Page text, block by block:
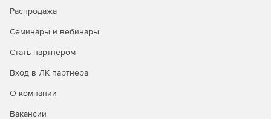
Распродажа
Семинары и вебинары
Стать партнером
Вход в ЛК партнера
О компании
Вакансии